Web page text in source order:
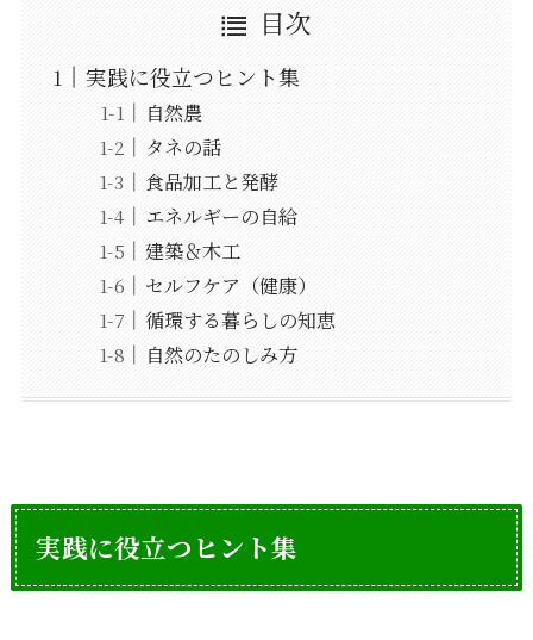
目次
実践に役立つヒント集
自然農
タネの話
食品加工と発酵
エネルギーの自給
建築＆木工
セルフケア（健康）
循環する暮らしの知恵
自然のたのしみ方
実践に役立つヒント集